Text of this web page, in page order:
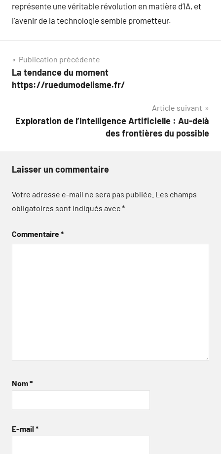
représente une véritable révolution en matière d’IA, et
l’avenir de la technologie semble prometteur.
Navigation
de
Publication précédente
La tendance du moment
https://ruedumodelisme.fr/
Article suivant
Exploration de l’Intelligence Artificielle : Au-delà
des frontières du possible
Laisser un commentaire
Votre adresse e-mail ne sera pas publiée. Les champs
obligatoires sont indiqués avec*
Commentaire*
Nom*
E-mail *